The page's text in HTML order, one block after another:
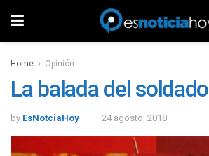
Home Opinión
La balada del soldado
by EsNotciaHoy 24 agosto, 2018